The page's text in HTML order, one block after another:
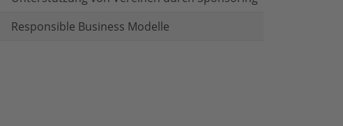
Responsible Business Modelle